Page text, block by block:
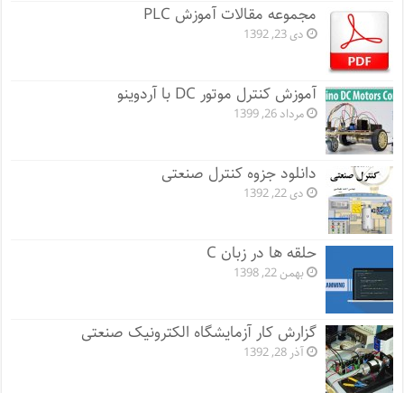
مجموعه مقالات آموزش PLC
دی 23, 1392
آموزش کنترل موتور DC با آردوینو
مرداد 26, 1399
دانلود جزوه کنترل صنعتی
دی 22, 1392
حلقه ها در زبان C
بهمن 22, 1398
گزارش کار آزمایشگاه الکترونیک صنعتی
آذر 28, 1392